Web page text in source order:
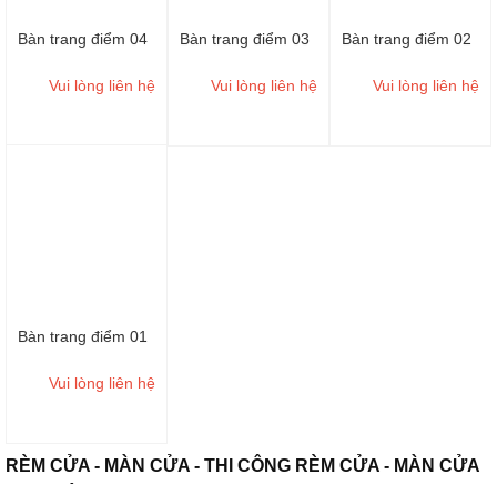
Bàn trang điểm 04
Vui lòng liên hệ
Bàn trang điểm 03
Vui lòng liên hệ
Bàn trang điểm 02
Vui lòng liên hệ
Bàn trang điểm 01
Vui lòng liên hệ
RÈM CỬA - MÀN CỬA - THI CÔNG RÈM CỬA - MÀN CỬA